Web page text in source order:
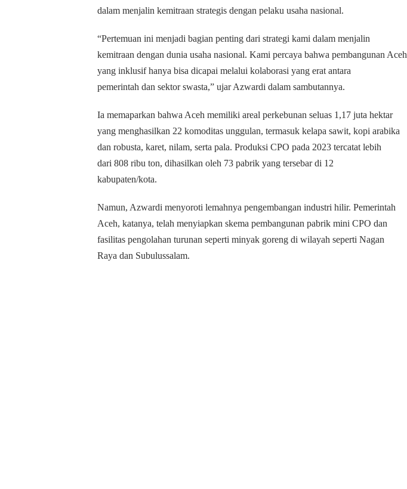
dalam menjalin kemitraan strategis dengan pelaku usaha nasional.
“Pertemuan ini menjadi bagian penting dari strategi kami dalam menjalin
kemitraan dengan dunia usaha nasional. Kami percaya bahwa pembangunan Aceh
yang inklusif hanya bisa dicapai melalui kolaborasi yang erat antara
pemerintah dan sektor swasta,” ujar Azwardi dalam sambutannya.
Ia memaparkan bahwa Aceh memiliki areal perkebunan seluas 1,17 juta hektar
yang menghasilkan 22 komoditas unggulan, termasuk kelapa sawit, kopi arabika
dan robusta, karet, nilam, serta pala. Produksi CPO pada 2023 tercatat lebih
dari 808 ribu ton, dihasilkan oleh 73 pabrik yang tersebar di 12
kabupaten/kota.
Namun, Azwardi menyoroti lemahnya pengembangan industri hilir. Pemerintah
Aceh, katanya, telah menyiapkan skema pembangunan pabrik mini CPO dan
fasilitas pengolahan turunan seperti minyak goreng di wilayah seperti Nagan
Raya dan Subulussalam.